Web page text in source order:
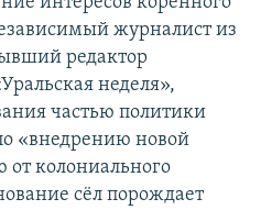
журналист из
редактор
неделя»,
частью политики
«внедрению новой
от колониального
сёл порождает